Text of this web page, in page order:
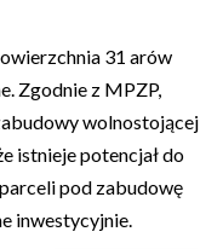
31 arów
Zgodnie z MPZP,
wolnostojącej
istnieje potencjał do
pod zabudowę
inwestycyjnie.